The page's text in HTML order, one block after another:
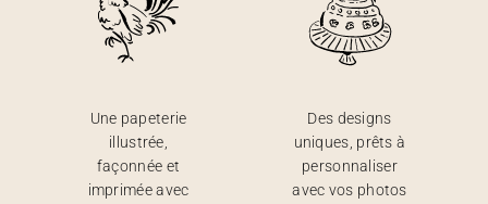
Une papeterie
illustrée,
façonnée et
imprimée avec
Des designs
uniques, prêts à
personnaliser
avec vos photos